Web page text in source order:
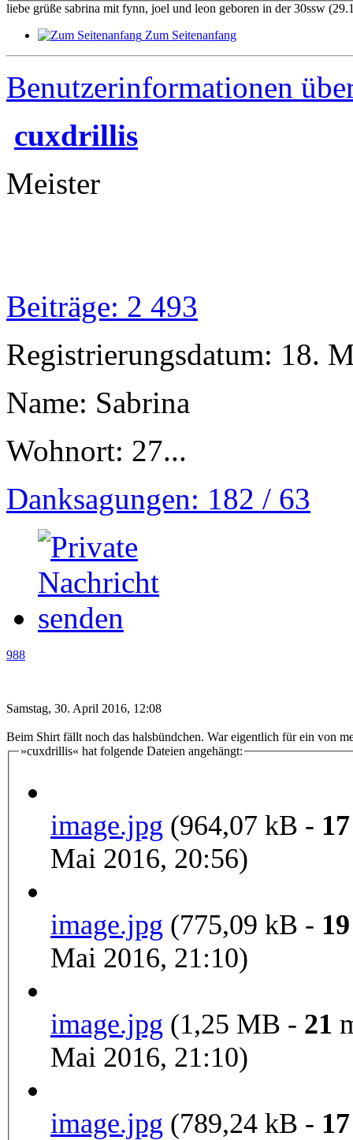
liebe grüße sabrina mit fynn, joel und leon geboren in der 30ssw
Zum Seitenanfang
Benutzerinformationen
cuxdrillis
Meister
Beiträge: 2 493
Registrierungsdatum: 18.
Name: Sabrina
Wohnort: 27...
Danksagungen: 182 / 63
988
Samstag, 30. April 2016, 12:08
Beim Shirt fällt noch das halsbündchen. War eigentlich für ein von
»cuxdrillis« hat folgende Dateien angehängt:
image.jpg (964,07 kB - 17
Mai 2016, 20:56)
image.jpg (775,09 kB - 19
Mai 2016, 21:10)
image.jpg (1,25 MB - 21
Mai 2016, 21:10)
image.jpg (789,24 kB - 17